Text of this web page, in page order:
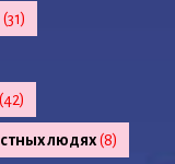
(31)
(42)
людях(8)